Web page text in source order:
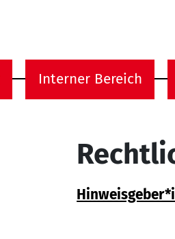
Interner Bereich